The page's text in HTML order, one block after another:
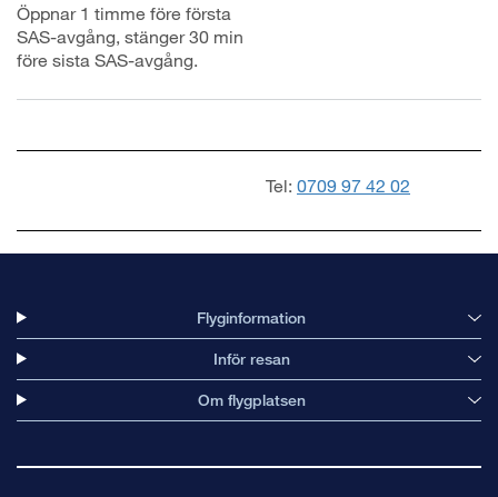
Öppnar 1 timme före första
SAS-avgång, stänger 30 min
före sista SAS-avgång.
Tel: 0709 97 42 02
Flyginformation
Inför resan
Om flygplatsen